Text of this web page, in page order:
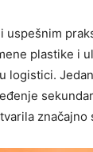
uspešnim
plastike i
logistici.